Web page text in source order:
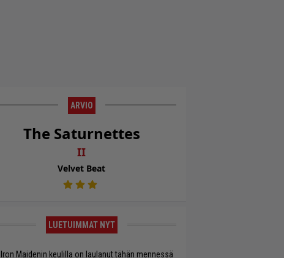
ARVIO
The Saturnettes
II
Velvet Beat
LUETUIMMAT NYT
Iron Maidenin keulilla on laulanut tähän mennessä